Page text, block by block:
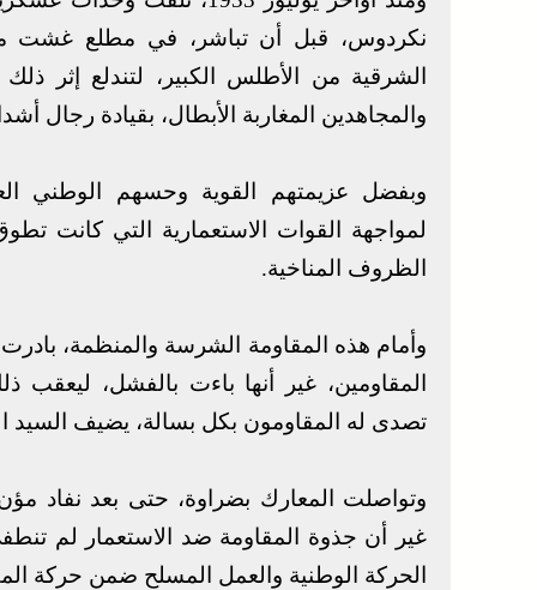
نكردوس، قبل أن تباشر، في مطلع غشت
الشرقية من الأطلس الكبير، لتندلع إثر
والمجاهدين المغاربة الأبطال، بقيادة رجال
وبفضل عزيمتهم القوية وحسهم الوطني
لمواجهة القوات الاستعمارية التي كانت
الظروف المناخية.
وأمام هذه المقاومة الشرسة والمنظمة،
المقاومين، غير أنها باءت بالفشل،
تصدى له المقاومون بكل بسالة، يضيف السيد
وتواصلت المعارك بضراوة، حتى بعد نفاد
غير أن جذوة المقاومة ضد الاستعمار لم
الحركة الوطنية والعمل المسلح ضمن حركة